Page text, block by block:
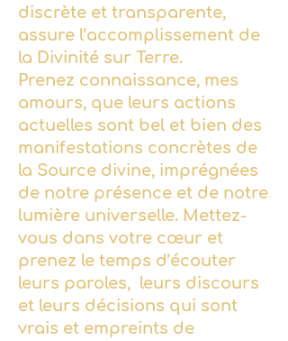
discrète et transparente,
assure l’accomplissement de
la Divinité sur Terre.
Prenez connaissance, mes
amours, que leurs actions
actuelles sont bel et bien des
manifestations concrètes de
la Source divine, imprégnées
de notre présence et de notre
lumière universelle. Mettez-
vous dans votre cœur et
prenez le temps d’écouter
leurs paroles, leurs discours
et leurs décisions qui sont
vrais et empreints de